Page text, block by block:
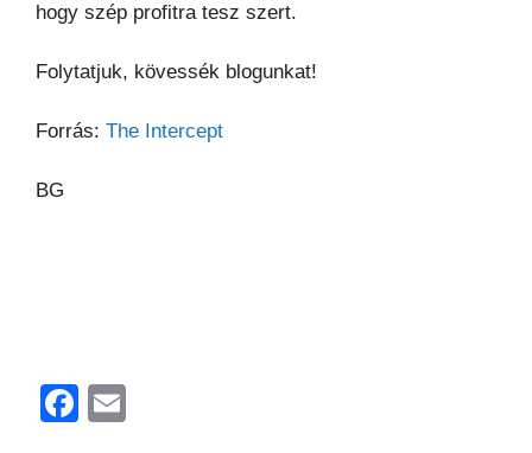
hogy szép profitra tesz szert.
Folytatjuk, kövessék blogunkat!
Forrás: The Intercept
BG
F